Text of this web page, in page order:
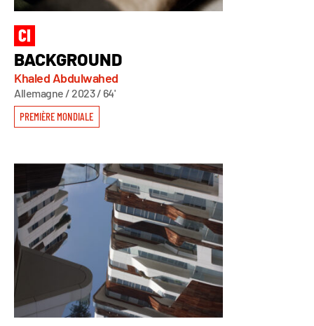
BACKGROUND
Khaled Abdulwahed
Allemagne / 2023 / 64'
PREMIÈRE MONDIALE